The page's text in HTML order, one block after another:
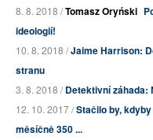
8. 8. 2018 /Tomasz Oryński
ideologií!
10. 8. 2018 /Jaime Harrison:
stranu
3. 8. 2018 /Detektivní záhada:
12. 10. 2017 /Stačilo by,
měsíčně 350 ...